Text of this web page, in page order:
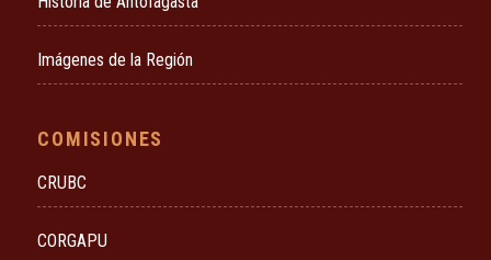
Imágenes de la Región
COMISIONES
CRUBC
CORGAPU